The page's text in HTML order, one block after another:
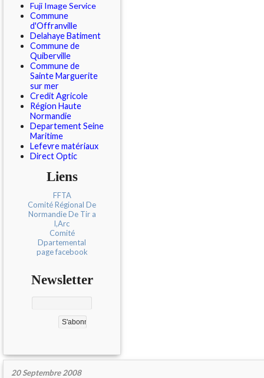
Fuji Image Service
Commune
d'Offranville
Delahaye Batiment
Commune de
Quiberville
Commune de
Sainte Marguerite
sur mer
Credit Agricole
Région Haute
Normandie
Departement Seine
Maritime
Lefevre matériaux
Direct Optic
Liens
FFTA
Comité Régional De
Normandie De Tir a
l,Arc
Comité
Dpartemental
page facebook
Newsletter
20 Septembre 2008